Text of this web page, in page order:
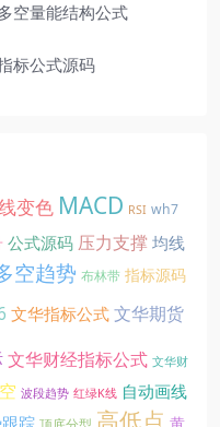
空量能结构公式
标公式源码
变色 MACD RSI wh7
公式源码 压力支撑 均线
空趋势 布林带 指标源码
文华指标公式文华期货
文华财经指标公式 文华财
波段趋势 红绿K线 自动画线